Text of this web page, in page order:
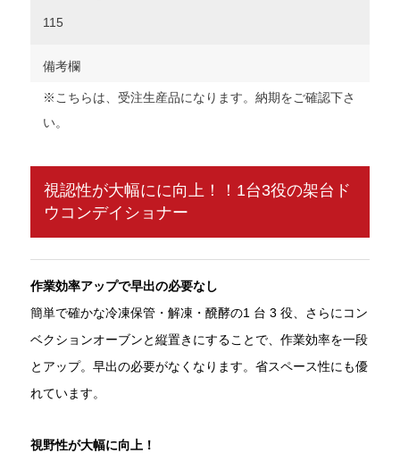
115
備考欄
※こちらは、受注生産品になります。納期をご確認下さ
い。
視認性が大幅にに向上！！1台3役の架台ド
ウコンデイショナー
作業効率アップで早出の必要なし
簡単で確かな冷凍保管・解凍・醗酵の1 台 3 役、さらにコン
ベクションオーブンと縦置きにすることで、作業効率を一段
とアップ。早出の必要がなくなります。省スペース性にも優
れています。
視野性が大幅に向上！